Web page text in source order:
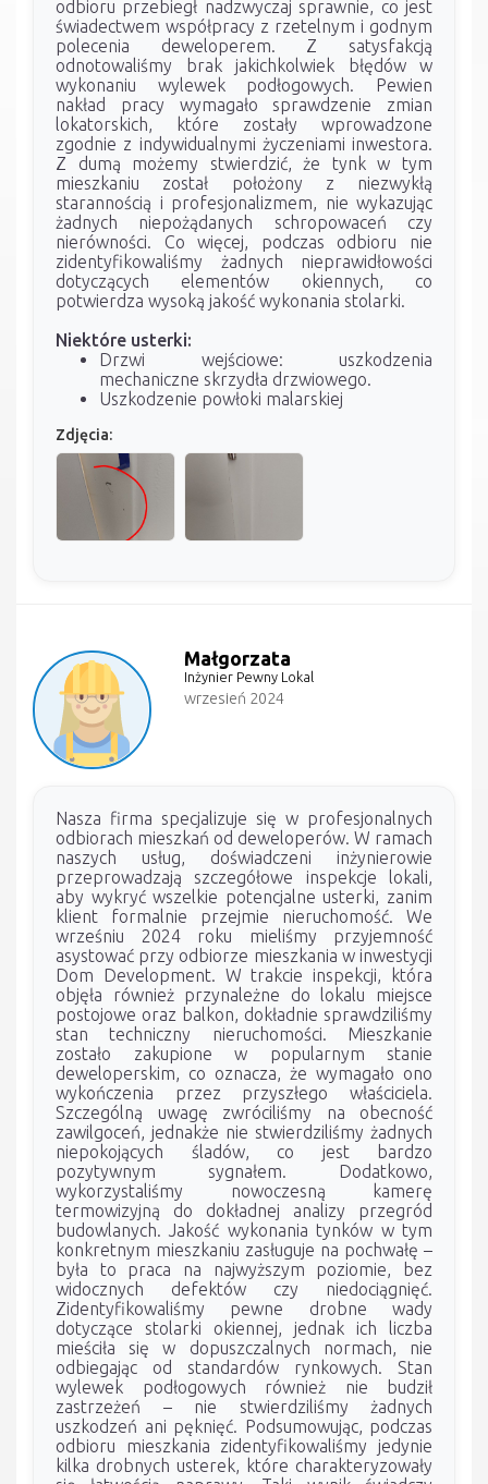
odbioru przebiegł nadzwyczaj sprawnie, co jest
świadectwem współpracy z rzetelnym i godnym
polecenia deweloperem. Z satysfakcją
odnotowaliśmy brak jakichkolwiek błędów w
wykonaniu wylewek podłogowych. Pewien
nakład pracy wymagało sprawdzenie zmian
lokatorskich, które zostały wprowadzone
zgodnie z indywidualnymi życzeniami inwestora.
Z dumą możemy stwierdzić, że tynk w tym
mieszkaniu został położony z niezwykłą
starannością i profesjonalizmem, nie wykazując
żadnych niepożądanych schropowaceń czy
nierówności. Co więcej, podczas odbioru nie
zidentyfikowaliśmy żadnych nieprawidłowości
dotyczących elementów okiennych, co
potwierdza wysoką jakość wykonania stolarki.
Niektóre usterki:
Drzwi wejściowe: uszkodzenia
mechaniczne skrzydła drzwiowego.
Uszkodzenie powłoki malarskiej
Zdjęcia:
Małgorzata
Inżynier Pewny Lokal
wrzesień 2024
Nasza firma specjalizuje się w profesjonalnych
odbiorach mieszkań od deweloperów. W ramach
naszych usług, doświadczeni inżynierowie
przeprowadzają szczegółowe inspekcje lokali,
aby wykryć wszelkie potencjalne usterki, zanim
klient formalnie przejmie nieruchomość. We
wrześniu 2024 roku mieliśmy przyjemność
asystować przy odbiorze mieszkania w inwestycji
Dom Development. W trakcie inspekcji, która
objęła również przynależne do lokalu miejsce
postojowe oraz balkon, dokładnie sprawdziliśmy
stan techniczny nieruchomości. Mieszkanie
zostało zakupione w popularnym stanie
deweloperskim, co oznacza, że wymagało ono
wykończenia przez przyszłego właściciela.
Szczególną uwagę zwróciliśmy na obecność
zawilgoceń, jednakże nie stwierdziliśmy żadnych
niepokojących śladów, co jest bardzo
pozytywnym sygnałem. Dodatkowo,
wykorzystaliśmy nowoczesną kamerę
termowizyjną do dokładnej analizy przegród
budowlanych. Jakość wykonania tynków w tym
konkretnym mieszkaniu zasługuje na pochwałę –
była to praca na najwyższym poziomie, bez
widocznych defektów czy niedociągnięć.
Zidentyfikowaliśmy pewne drobne wady
dotyczące stolarki okiennej, jednak ich liczba
mieściła się w dopuszczalnych normach, nie
odbiegając od standardów rynkowych. Stan
wylewek podłogowych również nie budził
zastrzeżeń – nie stwierdziliśmy żadnych
uszkodzeń ani pęknięć. Podsumowując, podczas
odbioru mieszkania zidentyfikowaliśmy jedynie
kilka drobnych usterek, które charakteryzowały